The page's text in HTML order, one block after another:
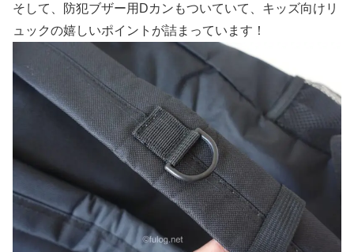
そして、防犯ブザー用Dカンもついていて、キッズ向けリ
ュックの嬉しいポイントが詰まっています！